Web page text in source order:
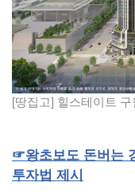
[땅집고] 힐스테이트
☞왕초보도 돈버는
투자법 제시